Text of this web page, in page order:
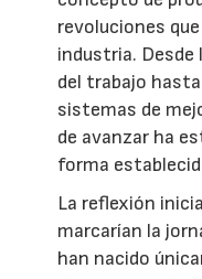
revoluciones
industria.
del trabajo
sistemas de
de avanzar ha
forma
La reflexión
marcarían la
han nacido